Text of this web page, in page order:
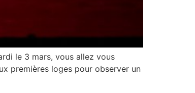
le 3 mars, vous allez vous
premières loges pour observer un